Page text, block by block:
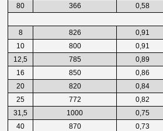
80
366 0,58
8 826 0,91
10
800 0,91
12,5
785 0,89
16
850 0,86
20
820 0,84
25
772 0,82
31,5
1000 0,75
40
870 0,73